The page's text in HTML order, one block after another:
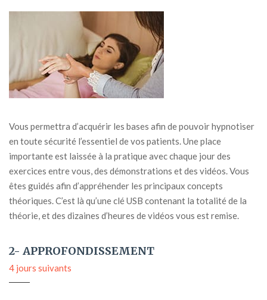
Vous permettra d’acquérir les bases afin de pouvoir hypnotiser
en toute sécurité l’essentiel de vos patients. Une place
importante est laissée à la pratique avec chaque jour des
exercices entre vous, des démonstrations et des vidéos. Vous
êtes guidés afin d’appréhender les principaux concepts
théoriques. C’est là qu’une clé USB contenant la totalité de la
théorie, et des dizaines d’heures de vidéos vous est remise.
2- APPROFONDISSEMENT
4 jours suivants